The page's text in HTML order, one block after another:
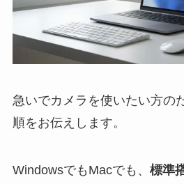
急いでカメラを使いたい方の
順をお伝えします。
WindowsでもMacでも、 標準